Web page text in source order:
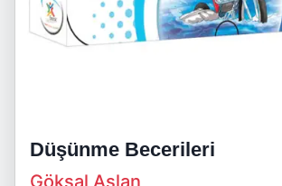
Düşünme Becerileri
Göksal Aslan